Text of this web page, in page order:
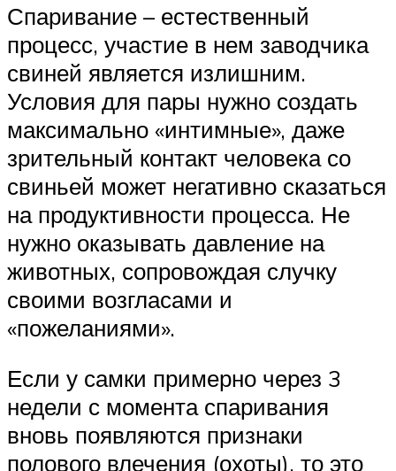
Спаривание – естественный
процесс, участие в нем заводчика
свиней является излишним.
Условия для пары нужно создать
максимально «интимные», даже
зрительный контакт человека со
свиньей может негативно сказаться
на продуктивности процесса. Не
нужно оказывать давление на
животных, сопровождая случку
своими возгласами и
«пожеланиями».
Если у самки примерно через 3
недели с момента спаривания
вновь появляются признаки
полового влечения (охоты), то это